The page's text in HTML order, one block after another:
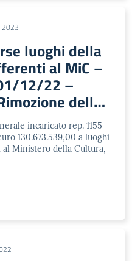
2023
luoghi della
al MiC –
12/22 –
delle
in
archivi
incaricato rep. 1155
130.673.539,00 a luoghi
Ministero della Cultura,